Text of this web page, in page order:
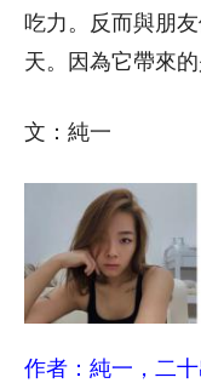
吃力。反而與朋
天。因為它帶來
文：純一
作者：純一，二